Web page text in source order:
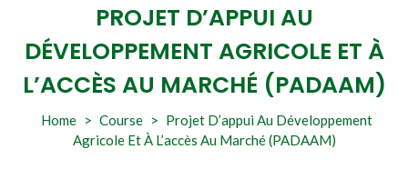
PROJET D’APPUI AU
DÉVELOPPEMENT AGRICOLE ET À
L’ACCÈS AU MARCHÉ (PADAAM)
Home > Course > Projet D’appui Au Développement
Agricole Et À L’accès Au Marché (PADAAM)